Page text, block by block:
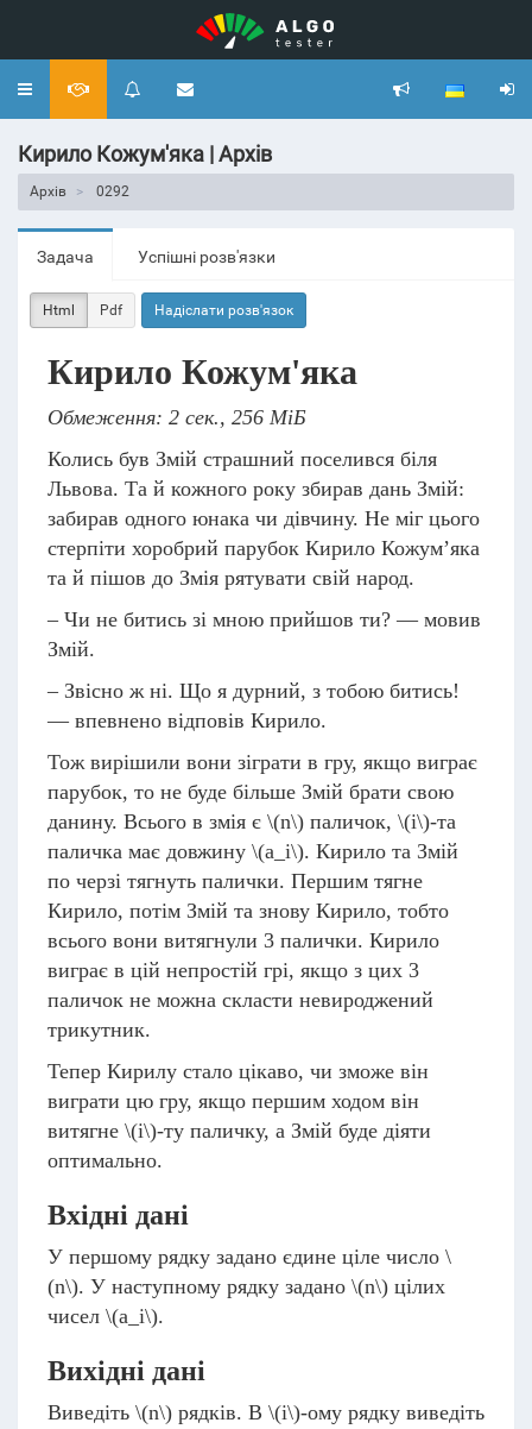
Toggle
Кирило Кожум'яка | Архів
Архів 0292
Задача Успішні розв'язки
Html Pdf Надіслати розв'язок
Кирило Кожум'яка
Обмеження: 2 сек., 256 МіБ
Колись був Змій страшний поселився біля
Львова. Та й кожного року збирав дань Змій:
забирав одного юнака чи дівчину. Не міг цього
стерпіти хоробрий парубок Кирило Кожум’яка
та й пішов до Змія рятувати свій народ.
– Чи не битись зі мною прийшов ти? — мовив
Змій.
– Звісно ж ні. Що я дурний, з тобою битись!
— впевнено відповів Кирило.
Тож вирішили вони зіграти в гру, якщо виграє
парубок, то не буде більше Змій брати свою
данину. Всього в змія є \(n\) паличок, \(i\)-та
паличка має довжину \(a_i\). Кирило та Змій
по черзі тягнуть палички. Першим тягне
Кирило, потім Змій та знову Кирило, тобто
всього вони витягнули 3 палички. Кирило
виграє в цій непростій грі, якщо з цих 3
паличок не можна скласти невироджений
трикутник.
Тепер Кирилу стало цікаво, чи зможе він
виграти цю гру, якщо першим ходом він
витягне \(i\)-ту паличку, а Змій буде діяти
оптимально.
Вхідні дані
У першому рядку задано єдине ціле число \
(n\). У наступному рядку задано \(n\) цілих
чисел \(a_i\).
Вихідні дані
Виведіть \(n\) рядків. В \(i\)-ому рядку виведіть